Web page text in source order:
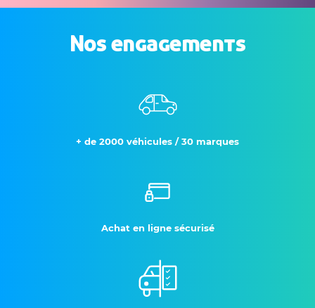
Nos engagements
+ de 2000 véhicules / 30 marques
Achat en ligne sécurisé